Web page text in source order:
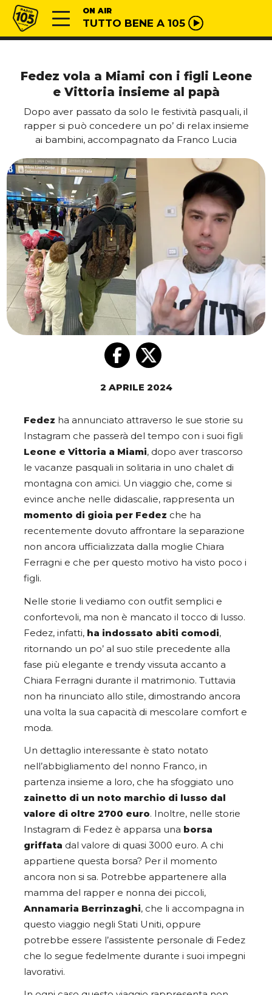
Vai al contenuto
Radio 105 ON AIR
TUTTO BENE A 105
Fedez vola a Miami con i figli Leone
e Vittoria insieme al papà
Dopo aver passato da solo le festività pasquali, il
rapper si può concedere un po’ di relax insieme
ai bambini, accompagnato da Franco Lucia
2 APRILE 2024
Fedez ha annunciato attraverso le sue storie su
Instagram che passerà del tempo con i suoi figli
Leone e Vittoria a Miami, dopo aver trascorso
le vacanze pasquali in solitaria in uno chalet di
montagna con amici. Un viaggio che, come si
evince anche nelle didascalie, rappresenta un
momento di gioia per Fedez che ha
recentemente dovuto affrontare la separazione
non ancora ufficializzata dalla moglie Chiara
Ferragni e che per questo motivo ha visto poco i
figli.
Nelle storie li vediamo con outfit semplici e
confortevoli, ma non è mancato il tocco di lusso.
Fedez, infatti, ha indossato abiti comodi,
ritornando un po’ al suo stile precedente alla
fase più elegante e trendy vissuta accanto a
Chiara Ferragni durante il matrimonio. Tuttavia
non ha rinunciato allo stile, dimostrando ancora
una volta la sua capacità di mescolare comfort e
moda.
Un dettaglio interessante è stato notato
nell’abbigliamento del nonno Franco, in
partenza insieme a loro, che ha sfoggiato uno
zainetto di un noto marchio di lusso dal
valore di oltre 2700 euro. Inoltre, nelle storie
Instagram di Fedez è apparsa una borsa
griffata dal valore di quasi 3000 euro. A chi
appartiene questa borsa? Per il momento
ancora non si sa. Potrebbe appartenere alla
mamma del rapper e nonna dei piccoli,
Annamaria Berrinzaghi, che li accompagna in
questo viaggio negli Stati Uniti, oppure
potrebbe essere l’assistente personale di Fedez
che lo segue fedelmente durante i suoi impegni
lavorativi.